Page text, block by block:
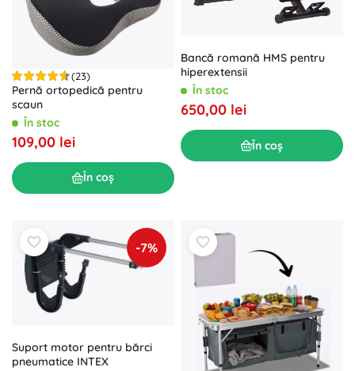
(23)
Pernă ortopedică pentru
scaun
În stoc
109,00 lei
În coș
Bancă romană HMS pentru
hiperextensii
În stoc
650,00 lei
În coș
-7%
Suport motor pentru bărci
pneumatice INTEX